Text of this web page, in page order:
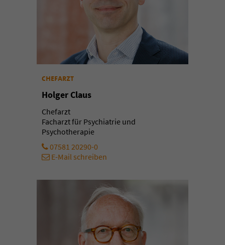
chefarzt
Holger Claus
Chefarzt
Facharzt für Psychiatrie und
Psychotherapie
07581 20290-0
E-Mail schreiben